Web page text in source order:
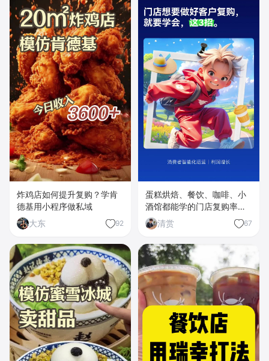
炸鸡店如何提升复购？学肯
德基用小程序做私域
大东
92
蛋糕烘焙、餐饮、咖啡、小
酒馆都能学的门店复购率
70%的秘密
清赏 67